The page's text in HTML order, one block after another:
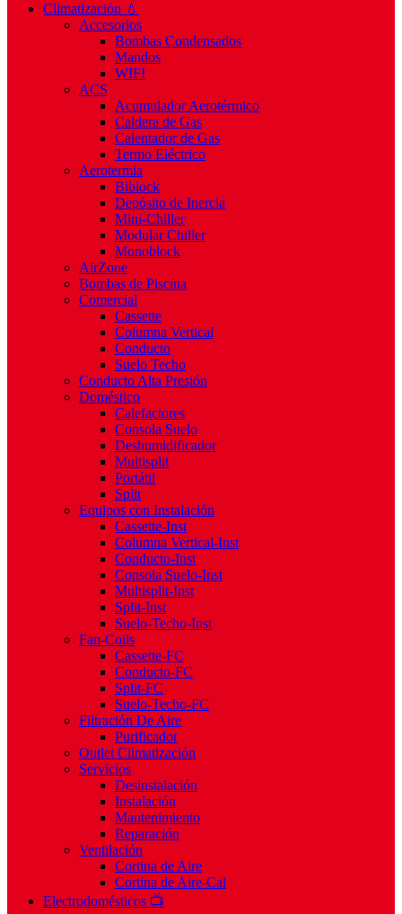
Climatización 💧
Accesorios
Bombas Condensados
Mandos
WIFI
ACS
Acumulador Aerotérmico
Caldera de Gas
Calentador de Gas
Termo Eléctrico
Aerotermia
Biblock
Depósito de Inercia
Mini-Chiller
Modular Chiller
Monoblock
AirZone
Bombas de Piscina
Comercial
Cassette
Columna Vertical
Conducto
Suelo Techo
Conducto Alta Presión
Doméstico
Calefactores
Consola Suelo
Deshumidificador
Multisplit
Portátil
Split
Equipos con Instalación
Cassette-Inst
Columna Vertical-Inst
Conducto-Inst
Consola Suelo-Inst
Multisplit-Inst
Split-Inst
Suelo-Techo-Inst
Fan-Coils
Cassette-FC
Conducto-FC
Split-FC
Suelo-Techo-FC
Filtración De Aire
Purificador
Outlet Climatización
Servicios
Desinstalación
Instalación
Mantenimiento
Reparación
Ventilación
Cortina de Aire
Cortina de Aire-Cal
Electrodomésticos 📺